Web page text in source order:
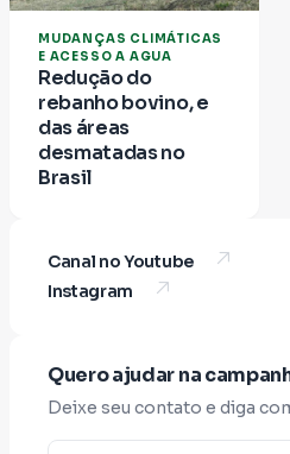
MUDANÇAS CLIMÁTICAS
E ACESSO A AGUA
Redução do
rebanho bovino, e
das áreas
desmatadas no
Brasil
Canal no Youtube
Instagram
Quero ajudar na
Deixe seu contato e diga